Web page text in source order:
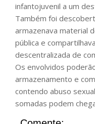
infantojuvenil a um
Também foi
armazenava material
pública e
descentralizada de
Os envolvidos
armazenamento e
contendo abuso
somadas podem